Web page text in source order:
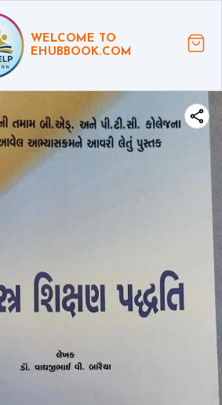
WELCOME TO
EHUBBOOK.COM